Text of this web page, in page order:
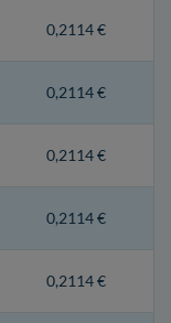
0,2114 €
0,2114 €
0,2114 €
0,2114 €
0,2114 €